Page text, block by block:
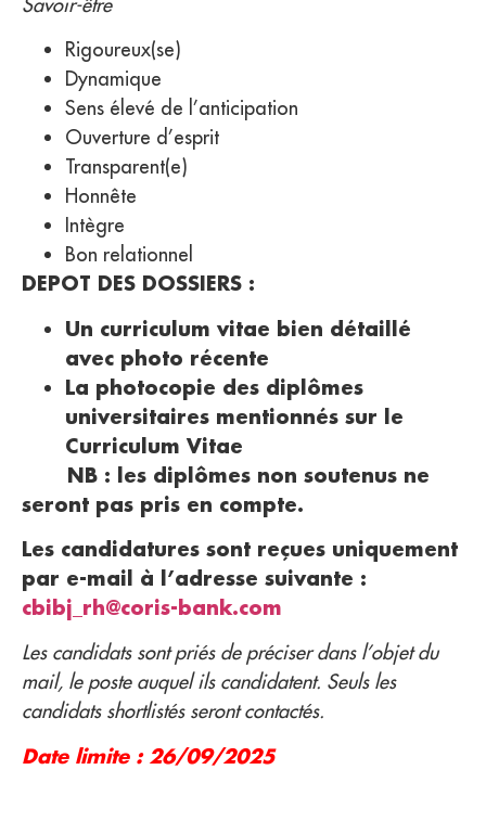
Rigoureux(se)
Dynamique
Sens élevé de l’anticipation
Ouverture d’esprit
Transparent(e)
Honnête
Intègre
Bon relationnel
DEPOT DES DOSSIERS :
Un curriculum vitae bien détaillé
avec photo récente
La photocopie des diplômes
universitaires mentionnés sur le
Curriculum Vitae
NB : les diplômes non soutenus ne
seront pas pris en compte.
Les candidatures sont reçues uniquement
par e-mail à l’adresse suivante :
cbibj_rh@coris-bank.com
Les candidats sont priés de préciser dans l’objet du
mail, le poste auquel ils candidatent. Seuls les
candidats shortlistés seront contactés.
Date limite : 26/09/2025